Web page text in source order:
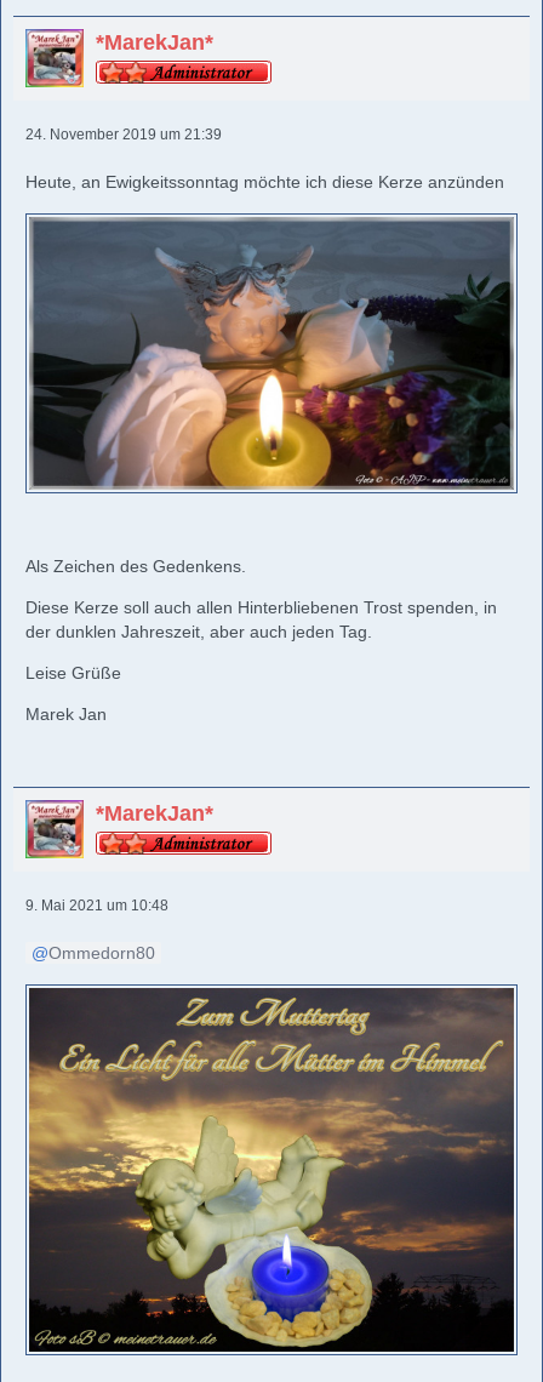
*MarekJan*
24. November 2019 um 21:39
Heute, an Ewigkeitssonntag möchte ich diese Kerze anzünden
Als Zeichen des Gedenkens.
Diese Kerze soll auch allen Hinterbliebenen Trost spenden, in
der dunklen Jahreszeit, aber auch jeden Tag.
Leise Grüße
Marek Jan
*MarekJan*
9. Mai 2021 um 10:48
Ommedorn80